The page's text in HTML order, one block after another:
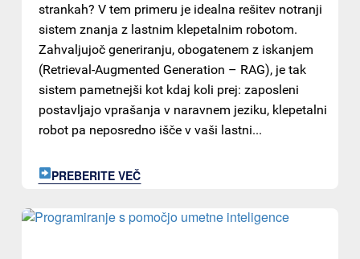
strankah? V tem primeru je idealna rešitev notranji
sistem znanja z lastnim klepetalnim robotom.
Zahvaljujoč generiranju, obogatenem z iskanjem
(Retrieval-Augmented Generation – RAG), je tak
sistem pametnejši kot kdaj koli prej: zaposleni
postavljajo vprašanja v naravnem jeziku, klepetalni
robot pa neposredno išče v vaši lastni...
PREBERITE VEČ